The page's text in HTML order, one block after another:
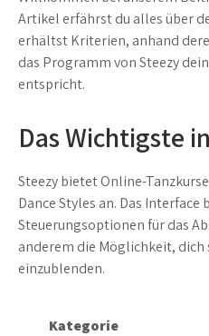
Artikel erfährst du alles über
erhältst Kriterien, anhand
das Programm von Steezy
entspricht.
Das Wichtigste
Steezy bietet Online-
Dance Styles an. Das
Steuerungsoptionen für das
anderem die Möglichkeit, dich
einzublenden.
Kategorie